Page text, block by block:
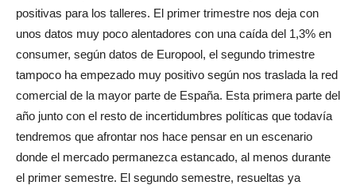
positivas para los talleres. El primer trimestre nos deja con
unos datos muy poco alentadores con una caída del 1,3% en
consumer, según datos de Europool, el segundo trimestre
tampoco ha empezado muy positivo según nos traslada la red
comercial de la mayor parte de España. Esta primera parte del
año junto con el resto de incertidumbres políticas que todavía
tendremos que afrontar nos hace pensar en un escenario
donde el mercado permanezca estancado, al menos durante
el primer semestre. El segundo semestre, resueltas ya